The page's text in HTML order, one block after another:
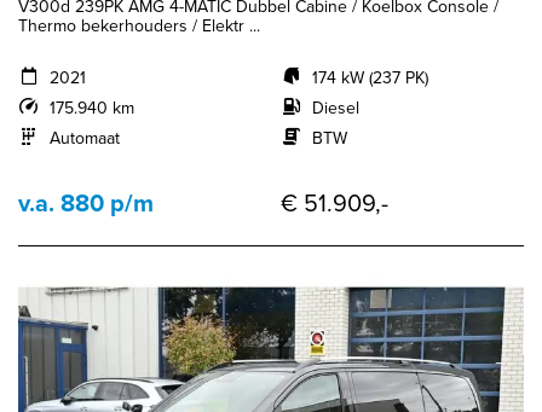
V300d 239PK AMG 4-MATIC Dubbel Cabine / Koelbox Console /
Thermo bekerhouders / Elektr ...
2021
175.940 km
Automaat
174 kW (237 PK)
Diesel
BTW
v.a. 880 p/m € 51.909,-